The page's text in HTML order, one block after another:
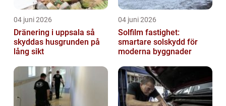
04 juni 2026
Dränering i uppsala så
skyddas husgrunden på
lång sikt
04 juni 2026
Solfilm fastighet:
smartare solskydd för
moderna byggnader